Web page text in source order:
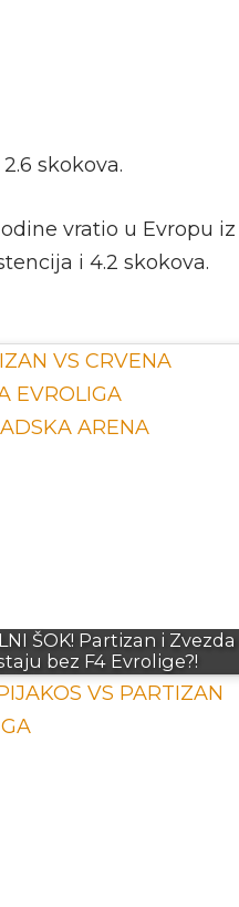
skokova.
vratio u Evropu iz
i 4.2 skokova.
ŠOK! Partizan i Zvezda
bez F4 Evrolige?!